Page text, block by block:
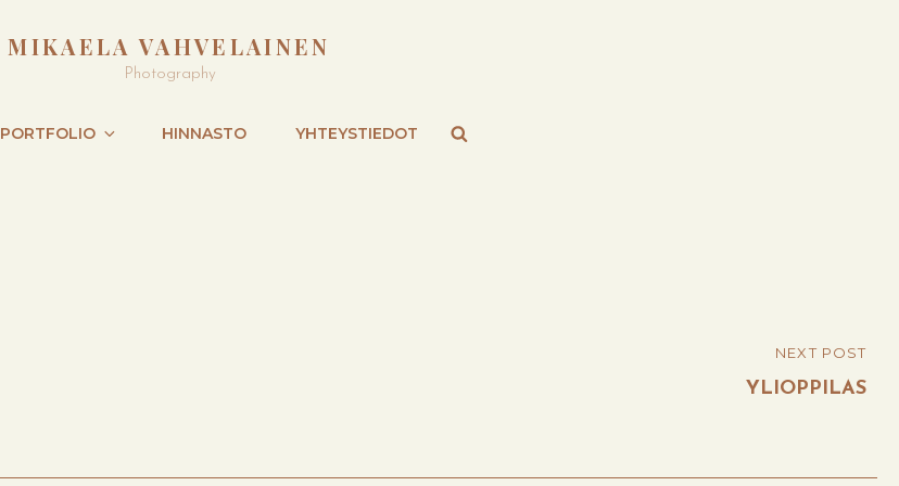
MIKAELA VAHVELAINEN
Photography
PORTFOLIO HINNASTO YHTEYSTIEDOT
NEXT POST
YLIOPPILAS